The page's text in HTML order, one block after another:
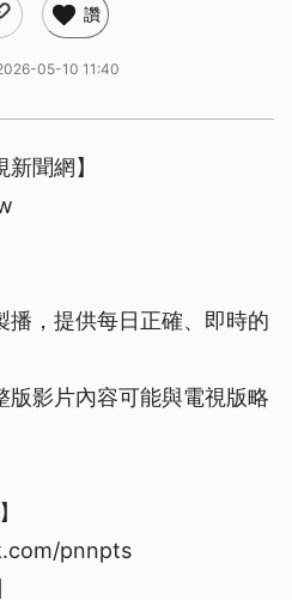
讚
05-10 11:40
聞網】
播，提供每日正確、即時的
版影片內容可能與電視版略
pnnpts